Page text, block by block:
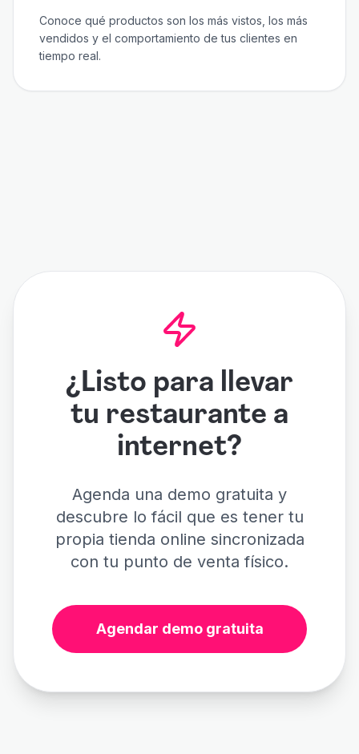
Conoce qué productos son los más vistos, los más
vendidos y el comportamiento de tus clientes en
tiempo real.
¿Listo para llevar
tu restaurante a
internet?
Agenda una demo gratuita y
descubre lo fácil que es tener tu
propia tienda online sincronizada
con tu punto de venta físico.
Agendar demo gratuita